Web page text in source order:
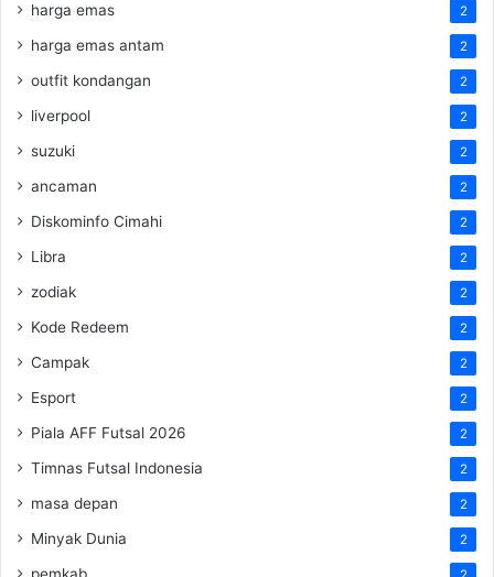
harga emas 2
harga emas antam 2
outfit kondangan 2
liverpool 2
suzuki 2
ancaman 2
Diskominfo Cimahi 2
Libra 2
zodiak 2
Kode Redeem 2
Campak 2
Esport 2
Piala AFF Futsal 2026 2
Timnas Futsal Indonesia 2
masa depan 2
Minyak Dunia 2